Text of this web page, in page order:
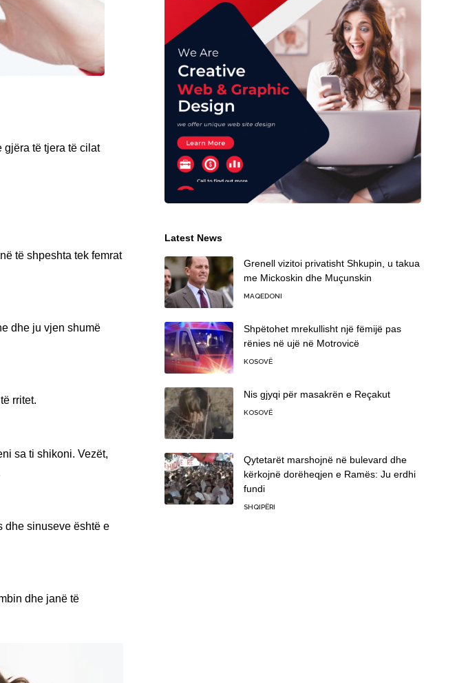
gjëra të tjera të cilat
të shpeshta tek femrat
dhe ju vjen shumë
rritet.
sa ti shikoni. Vezët,
dhe sinuseve është e
dhe janë të
Latest News
Grenell vizitoi privatisht Shkupin, u takua
me Mickoskin dhe Muçunskin
MAQEDONI
Shpëtohet mrekullisht një fëmijë pas
rënies në ujë në Motrovicë
KOSOVË
Nis gjyqi për masakrën e Reçakut
KOSOVË
Qytetarët marshojnë në bulevard dhe
kërkojnë dorëheqjen e Ramës: Ju erdhi
fundi
SHQIPËRI